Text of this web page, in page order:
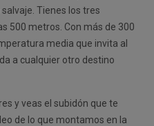
Tienes los tres
500 metros. Con más de 300
media que invita al
a cualquier otro destino
y veas el subidón que te
de lo que montamos en la